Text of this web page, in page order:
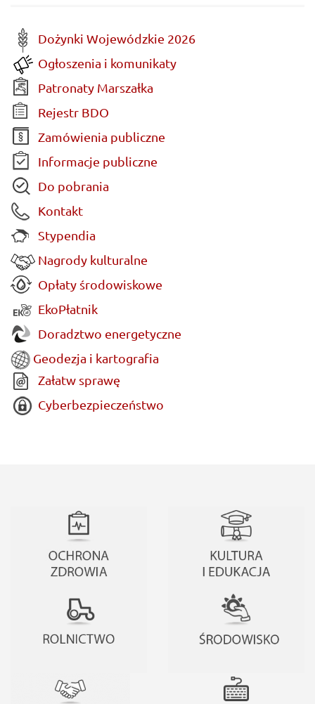
Dożynki Wojewódzkie 2026
Ogłoszenia i komunikaty
Patronaty Marszałka
Rejestr BDO
Zamówienia publiczne
Informacje publiczne
Do pobrania
Kontakt
Stypendia
Nagrody kulturalne
Opłaty środowiskowe
EkoPłatnik
Doradztwo energetyczne
Geodezja i kartografia
Załatw sprawę
Cyberbezpieczeństwo